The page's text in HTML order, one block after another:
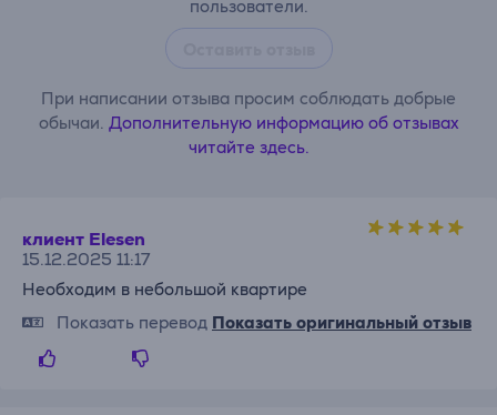
пользователи.
При написании отзыва просим соблюдать добрые
обычаи. Дополнительную информацию об отзывах
читайте здесь.
клиент Elesen
15.12.2025 11:17
Необходим в небольшой квартире
Показать перевод Показать оригинальный отзыв